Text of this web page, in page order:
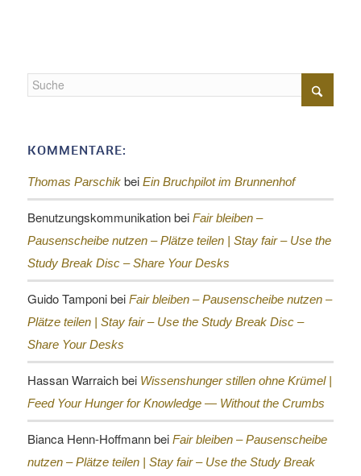
KOMMENTARE:
Thomas Parschikbei Ein Bruchpilot im Brunnenhof
Benutzungskommunikationbei Fair bleiben –
Pausenscheibe nutzen – Plätze teilen | Stay fair – Use the
Study Break Disc – Share Your Desks
Guido Tamponibei Fair bleiben – Pausenscheibe nutzen –
Plätze teilen | Stay fair – Use the Study Break Disc –
Share Your Desks
Hassan Warraichbei Wissenshunger stillen ohne Krümel |
Feed Your Hunger for Knowledge — Without the Crumbs
Bianca Henn-Hoffmannbei Fair bleiben – Pausenscheibe
nutzen – Plätze teilen | Stay fair – Use the Study Break